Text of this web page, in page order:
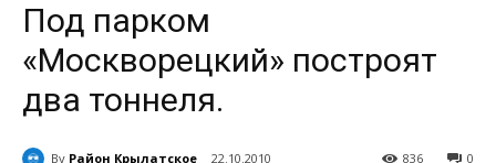
Под парком
«Москворецкий» построят
два тоннеля.
By Район Крылатское 22.10.2010 0
836